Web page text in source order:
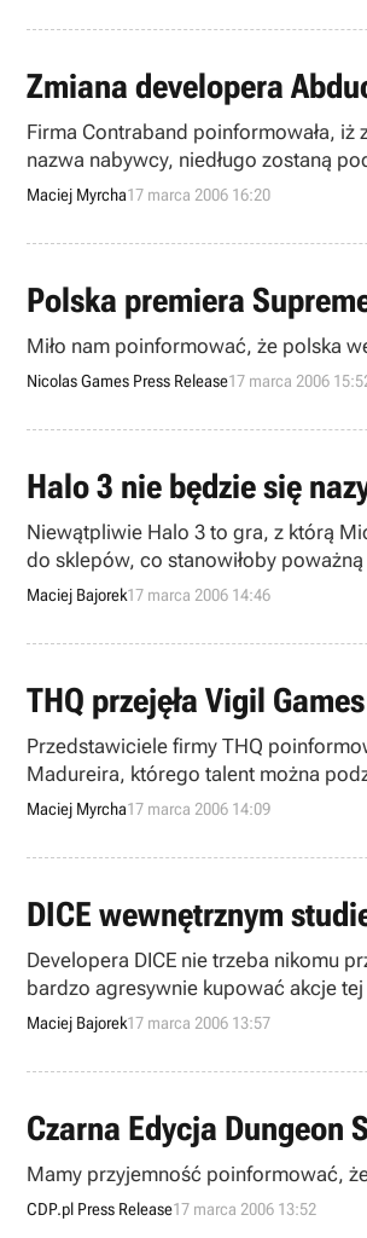
Zmiana developera
Firma Contraband poinformowała, iż
nazwa nabywcy, niedługo zostaną
Maciej Myrcha17 marca 2006 16:20
Polska premiera
Miło nam poinformować, że polska
Nicolas Games Press Release17 marca 2006
Halo 3 nie będzie się
Niewątpliwie Halo 3 to gra, z którą
do sklepów, co stanowiłoby
informacja nieco rozjaśni Wam w
Maciej Bajorek17 marca 2006 14:46
THQ przejęła Vigil Games
Przedstawiciele firmy THQ
Madureira, którego talent można
zadebiutuje w 2008 roku.
Maciej Myrcha17 marca 2006 14:09
DICE wewnętrznym
Developera DICE nie trzeba nikomu
bardzo agresywnie kupować akcje
właśnie ono nastąpiło…
Maciej Bajorek17 marca 2006 13:57
Czarna Edycja Dungeon
Mamy przyjemność poinformować,
CDP.pl Press Release17 marca 2006 13:52